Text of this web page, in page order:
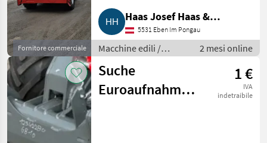
Fornitore commerciale
Haas Josef Haas &
Schwaiger Gmbh.
5531 Eben Im Pongau
Macchine edili /
Caricatori telescopici
2 mesi online
Suche
Euroaufnahme
1 €
IVA
indetraibile